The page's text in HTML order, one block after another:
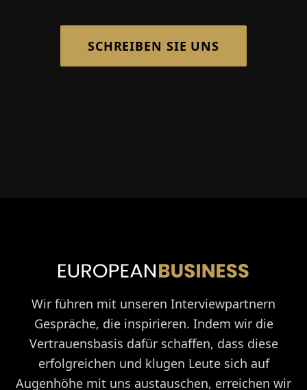
SCHREIBEN SIE UNS
Wir führen mit unseren Interviewpartnern
Gespräche, die inspirieren. Indem wir die
Vertrauensbasis dafür schaffen, dass diese
erfolgreichen und klugen Leute sich auf
Augenhöhe mit uns austauschen, erreichen wir